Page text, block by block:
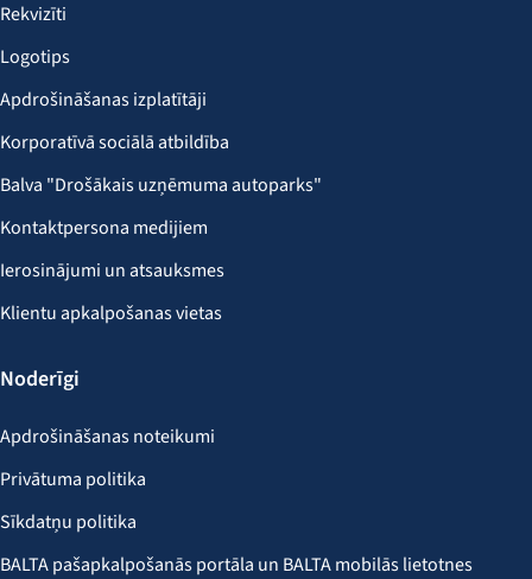
Rekvizīti
Logotips
Apdrošināšanas izplatītāji
Korporatīvā sociālā atbildība
Balva "Drošākais uzņēmuma autoparks"
Kontaktpersona medijiem
Ierosinājumi un atsauksmes
Klientu apkalpošanas vietas
Noderīgi
Apdrošināšanas noteikumi
Privātuma politika
Sīkdatņu politika
BALTA pašapkalpošanās portāla un BALTA mobilās lietotnes